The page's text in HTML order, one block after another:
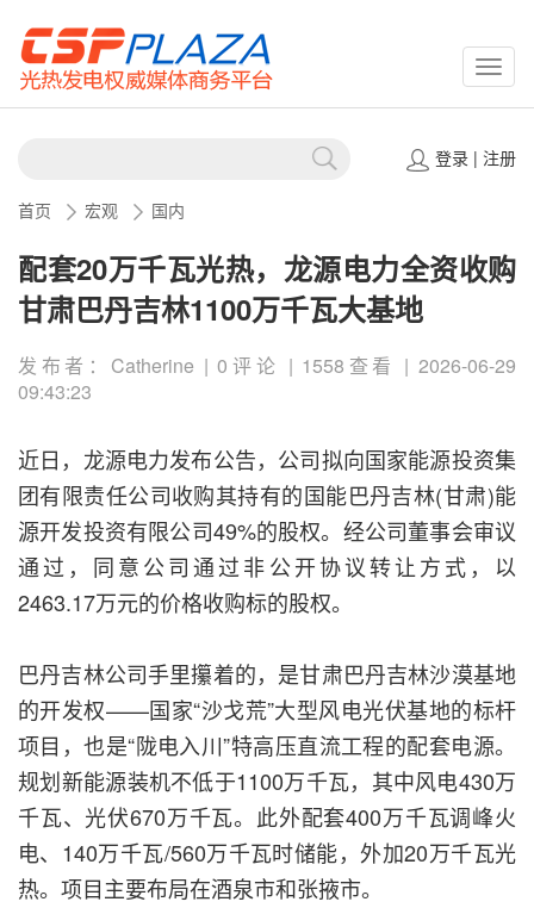
登录| 注册
首页 宏观 国内
配套20万千瓦光热，龙源电力全资收购
甘肃巴丹吉林1100万千瓦大基地
发布者：Catherine | 0评论 | 1558查看 | 2026-06-29
09:43:23
近日，龙源电力发布公告，公司拟向国家能源投资集
团有限责任公司收购其持有的国能巴丹吉林(甘肃)能
源开发投资有限公司49%的股权。经公司董事会审议
通过，同意公司通过非公开协议转让方式，以
2463.17万元的价格收购标的股权。
巴丹吉林公司手里攥着的，是甘肃巴丹吉林沙漠基地
的开发权——国家“沙戈荒”大型风电光伏基地的标杆
项目，也是“陇电入川”特高压直流工程的配套电源。
规划新能源装机不低于1100万千瓦，其中风电430万
千瓦、光伏670万千瓦。此外配套400万千瓦调峰火
电、140万千瓦/560万千瓦时储能，外加20万千瓦光
热。项目主要布局在酒泉市和张掖市。